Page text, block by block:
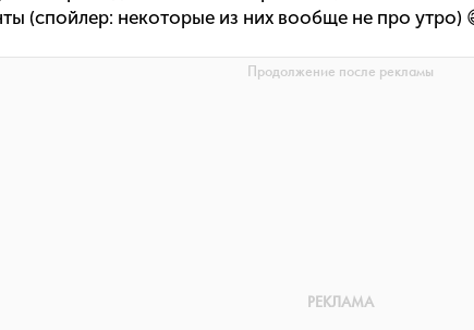
(спойлер: некоторые из них вообще не про утро)